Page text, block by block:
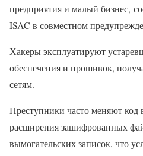
предприятия и малый бизнес,
ISAC в совместном
Хакеры эксплуатируют
обеспечения и прошивок,
сетям.
Преступники часто меняют
расширения зашифрованных
вымогательских записок, что